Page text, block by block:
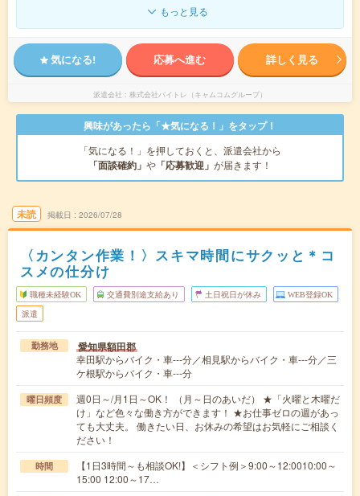
もっと見る
気になる! 応募へ進む 詳しく見る
派遣会社 株式会社バイトレ（キャムコムグループ）
興味があったら「★気になる！」をタップ！
「気になる！」を押しておくと、派遣会社から
「面談確約」 や 「応募歓迎」 が届きます！
未読 掲載日 2026/07/28
〈カンタン作業！〉スキマ時間にサクッと＊コ
スメの仕分け
職種未経験OK 交通費別途支給あり 土日祝日が休み WEB登録OK
派遣
勤務地 愛知県額田郡
幸田駅からバイク・車---分／相見駅からバイク・車---分／三
ケ根駅からバイク・車---分
曜日頻度
週0日～/月1日～OK！ （月～日のあいだ） ★「火曜と木曜だ
け」など色々な働き方ができます！ ★お仕事ゼロの週があっ
ても大丈夫。 働きたい日、お休みの希望はお気軽にご相談く
ださい！
時間
【1日3時間～も相談OK!】＜シフト例＞9:00～12:0010:00～
15:00 12:00～17…